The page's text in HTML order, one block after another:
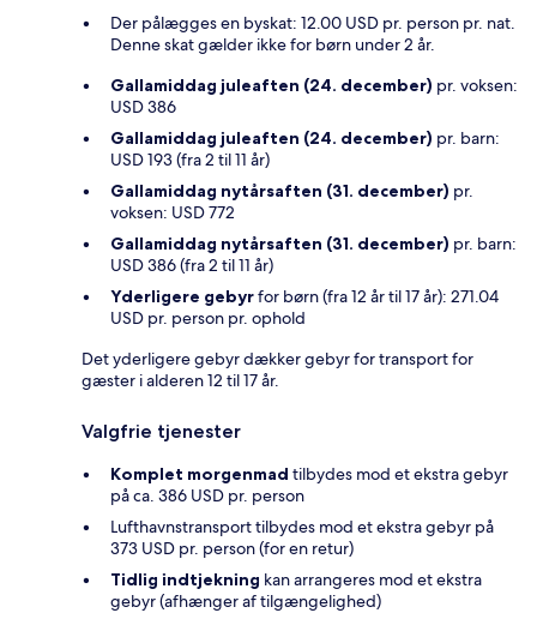
Der pålægges en byskat: 12.00 USD pr. person pr. nat.
Denne skat gælder ikke for børn under 2 år.
Gallamiddag juleaften (24. december) pr. voksen:
USD 386
Gallamiddag juleaften (24. december) pr. barn:
USD 193 (fra 2 til 11 år)
Gallamiddag nytårsaften (31. december) pr.
voksen: USD 772
Gallamiddag nytårsaften (31. december) pr. barn:
USD 386 (fra 2 til 11 år)
Yderligere gebyrfor børn (fra 12 år til 17 år): 271.04
USD pr. person pr. ophold
Det yderligere gebyr dækker gebyr for transport for
gæster i alderen 12 til 17 år.
Valgfrie tjenester
Komplet morgenmad tilbydes mod et ekstra gebyr
på ca. 386 USD pr. person
Lufthavnstransport tilbydes mod et ekstra gebyr på
373 USD pr. person (for en retur)
Tidlig indtjekning kan arrangeres mod et ekstra
gebyr (afhænger af tilgængelighed)